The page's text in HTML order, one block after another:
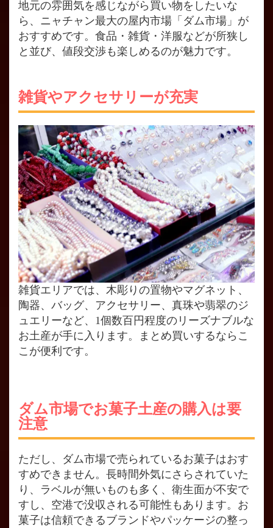
地元の雰囲気を感じながら買い物をしたいな
ら、ニャチャン最大の屋内市場「ダム市場」が
おすすめです。食品・雑貨・洋服などが所狭し
と並び、値段交渉も楽しめるのが魅力です。
雑貨やアクセサリーが充実
雑貨エリアでは、木彫りの置物やマグネット、
陶器、バッグ、アクセサリー、真珠や翡翠のジ
ュエリーなど、1個数百円程度のリーズナブルな
お土産が手に入ります。まとめ買いするならこ
こが便利です。
ダム市場でお菓子土産の購入は要
注意
ただし、ダム市場で売られているお菓子はおす
すめできません。長時間外気にさらされていた
り、ラベルが無いものも多く、衛生面が不安で
すし、空港で没収される可能性もあります。お
菓子は信頼できるブランドやパッケージの整っ